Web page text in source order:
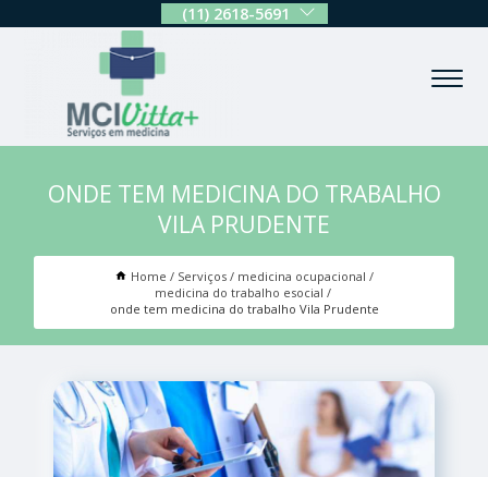
(11) 2618-5691
ONDE TEM MEDICINA DO TRABALHO
VILA PRUDENTE
Home Serviços
medicina ocupacional
medicina do trabalho esocial
onde tem medicina do trabalho Vila Prudente